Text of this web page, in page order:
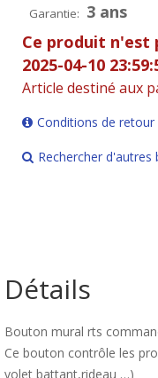
Garantie: 3 ans
Ce produit n'est
2025-04-10
Article destiné aux
Conditions de
Rechercher d'autres
Détails
Bouton mural rts
Ce bouton contrôle les
volet battant,rideau …)